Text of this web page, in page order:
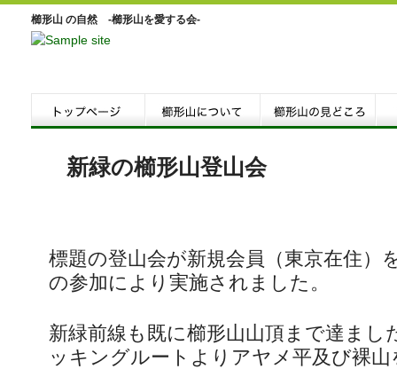
櫛形山 の自然 -櫛形山を愛する会-
新緑の櫛形山登山会
標題の登山会が新規会員（東京在住）
の参加により実施されました。
新緑前線も既に櫛形山山頂まで達まし
ッキングルートよりアヤメ平及び裸